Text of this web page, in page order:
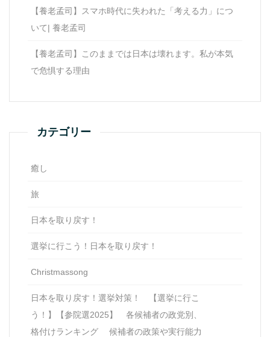
【養老孟司】スマホ時代に失われた「考える力」につ
いて| 養老孟司
【養老孟司】このままでは日本は壊れます。私が本気
で危惧する理由
カテゴリー
癒し
旅
日本を取り戻す！
選挙に行こう！日本を取り戻す！
Christmassong
日本を取り戻す！選挙対策！ 【選挙に行こ
う！】【参院選2025】 各候補者の政党別、
格付けランキング 候補者の政策や実行能力